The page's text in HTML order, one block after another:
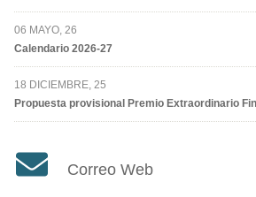
06 MAYO, 26
Calendario 2026-27
18 DICIEMBRE, 25
Propuesta provisional Premio Extraordinario
Correo Web